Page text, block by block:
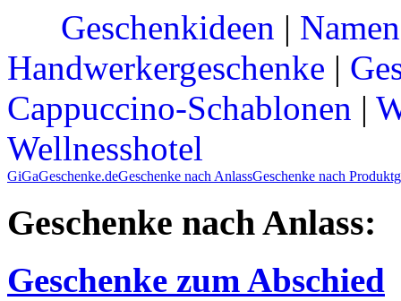
Geschenkideen |
Handwerkergeschenke |
Cappuccino-Schablonen |
Wellnesshotel
GiGaGeschenke.deGeschenke nach AnlassGeschenke nach
Geschenke nach Anlass:
Geschenke zum Abschied